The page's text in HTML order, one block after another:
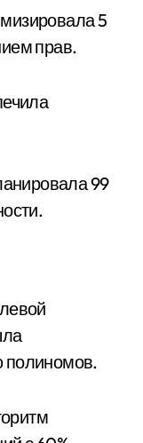
прав.
99
полиномов.